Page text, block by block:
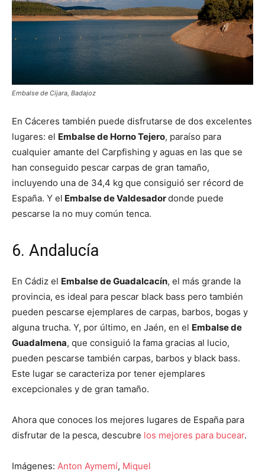
Embalse de Cijara, Badajoz
En Cáceres también puede disfrutarse de dos excelentes
lugares: el Embalse de Horno Tejero, paraíso para
cualquier amante del Carpfishing y aguas en las que se
han conseguido pescar carpas de gran tamaño,
incluyendo una de 34,4 kg que consiguió ser récord de
España. Y el Embalse de Valdesadordonde puede
pescarse la no muy común tenca.
6. Andalucía
En Cádiz el Embalse de Guadalcacín, el más grande la
provincia, es ideal para pescar black bass pero también
pueden pescarse ejemplares de carpas, barbos, bogas y
alguna trucha. Y, por último, en Jaén, en el Embalse de
Guadalmena, que consiguió la fama gracias al lucio,
pueden pescarse también carpas, barbos y black bass.
Este lugar se caracteriza por tener ejemplares
excepcionales y de gran tamaño.
Ahora que conoces los mejores lugares de España para
disfrutar de la pesca, descubre los mejores para bucear.
Imágenes: Anton Aymemí, Miquel